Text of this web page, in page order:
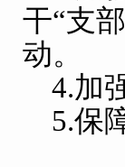
干“支
动。
4.加
5.保